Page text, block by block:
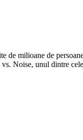
milioane de
Noise, unul dintre